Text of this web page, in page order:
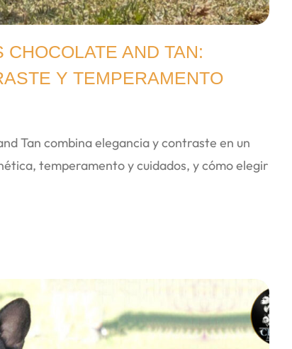
AND TAN:
Y TEMPERAMENTO
Tan combina elegancia y contraste en un
temperamento y cuidados, y cómo elegir